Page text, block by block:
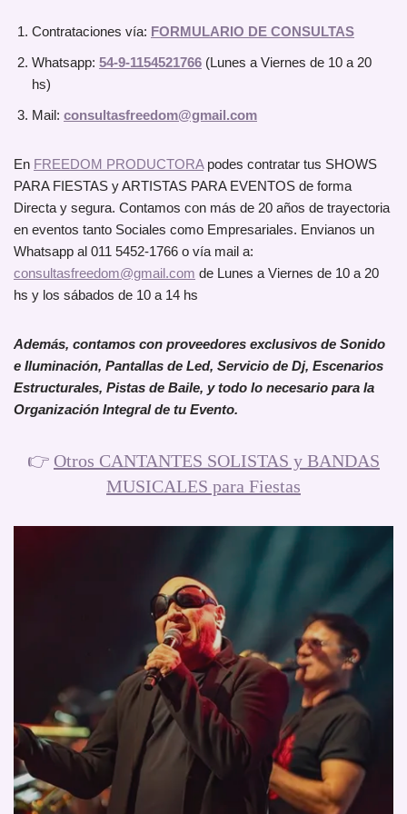
Contrataciones vía: FORMULARIO DE CONSULTAS
Whatsapp: 54-9-1154521766 (Lunes a Viernes de 10 a 20
hs)
Mail: consultasfreedom@gmail.com
En FREEDOM PRODUCTORApodes contratar tus SHOWS
PARA FIESTAS y ARTISTAS PARA EVENTOS de forma
Directa y segura. Contamos con más de 20 años de trayectoria
en eventos tanto Sociales como Empresariales. Envianos un
Whatsapp al 011 5452-1766 o vía mail a:
consultasfreedom@gmail.com de Lunes a Viernes de 10 a 20
hs y los sábados de 10 a 14 hs
Además, contamos con proveedores exclusivos de Sonido
e Iluminación, Pantallas de Led, Servicio de Dj, Escenarios
Estructurales, Pistas de Baile, y todo lo necesario para la
Organización Integral de tu Evento.
👉 Otros CANTANTES SOLISTAS y BANDAS
MUSICALES para Fiestas